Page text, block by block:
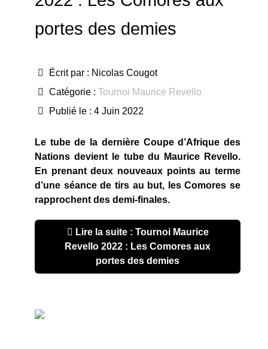
portes des demies
Écrit par : Nicolas Cougot
Catégorie : Tournoi Maurice Revello
Publié le : 4 Juin 2022
Le tube de la dernière Coupe d’Afrique des
Nations devient le tube du Maurice Revello.
En prenant deux nouveaux points au terme
d’une séance de tirs au but, les Comores se
rapprochent des demi-finales.
Lire la suite : Tournoi Maurice
Revello 2022 : Les Comores aux
portes des demies